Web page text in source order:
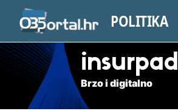
POLITIKA
insurpad
Brzo i digitalno